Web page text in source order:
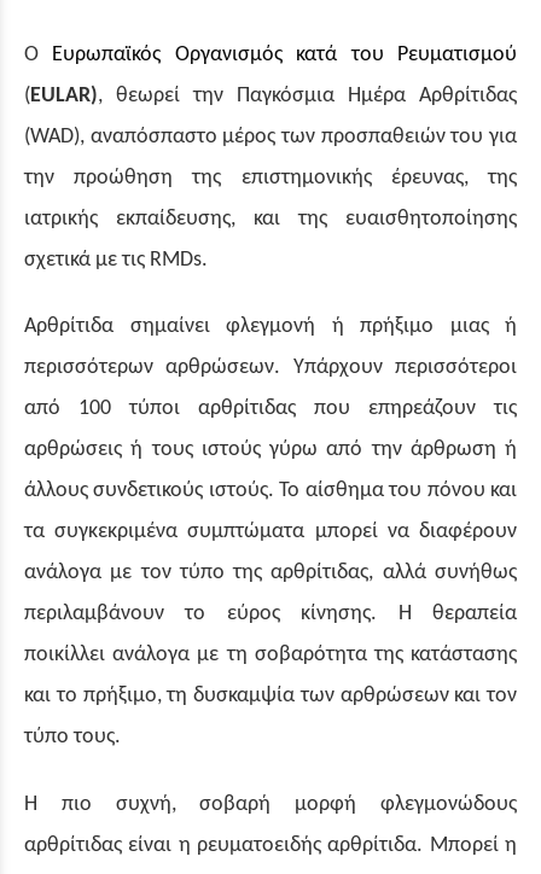
Ο
Ευρωπαϊκός Οργανισμός κατά του Ρευματισμού
(EULAR), θεωρεί την Παγκόσμια Ημέρα Αρθρίτιδας
(WAD), αναπόσπαστο μέρος των προσπαθειών του για
την προώθηση της επιστημονικής έρευνας, της
ιατρικής εκπαίδευσης, και της ευαισθητοποίησης
σχετικά με τις RMDs.
Αρθρίτιδα σημαίνει φλεγμονή ή πρήξιμο μιας ή
περισσότερων αρθρώσεων. Υπάρχουν περισσότεροι
από 100 τύποι αρθρίτιδας που επηρεάζουν τις
αρθρώσεις ή τους ιστούς γύρω από την άρθρωση ή
άλλους συνδετικούς ιστούς. Το αίσθημα του πόνου και
τα συγκεκριμένα συμπτώματα μπορεί να διαφέρουν
ανάλογα με τον τύπο της αρθρίτιδας, αλλά συνήθως
περιλαμβάνουν το εύρος κίνησης. Η θεραπεία
ποικίλλει ανάλογα με τη σοβαρότητα της κατάστασης
και το πρήξιμο, τη δυσκαμψία των αρθρώσεων και τον
τύπο τους.
Η πιο
συχνή, σοβαρή μορφή φλεγμονώδους
αρθρίτιδας είναι η ρευματοειδής αρθρίτιδα. Μπορεί η